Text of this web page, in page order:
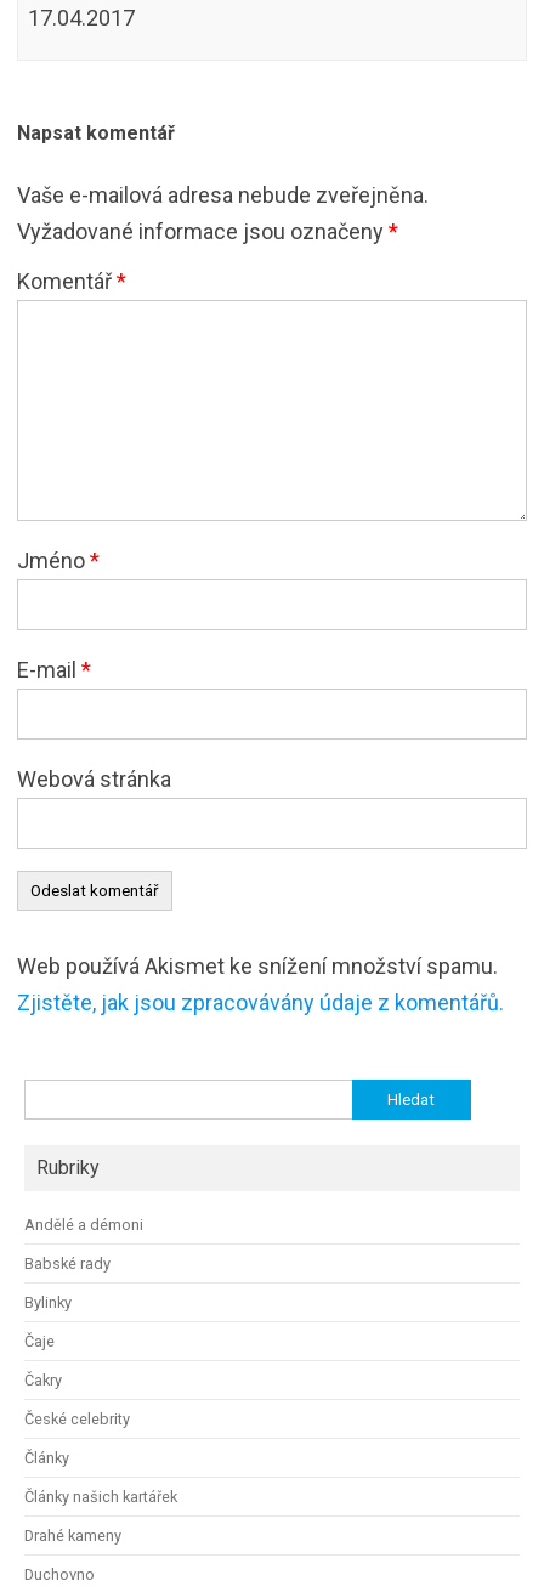
17.04.2017
Napsat komentář
Vaše e-mailová adresa nebude zveřejněna.
Vyžadované informace jsou označeny*
Komentář*
Jméno*
E-mail *
Webová stránka
Web používá Akismet ke snížení množství spamu.
Zjistěte, jak jsou zpracovávány údaje z komentářů.
Rubriky
Andělé a démoni
Babské rady
Bylinky
Čaje
Čakry
České celebrity
Články
Články našich kartářek
Drahé kameny
Duchovno